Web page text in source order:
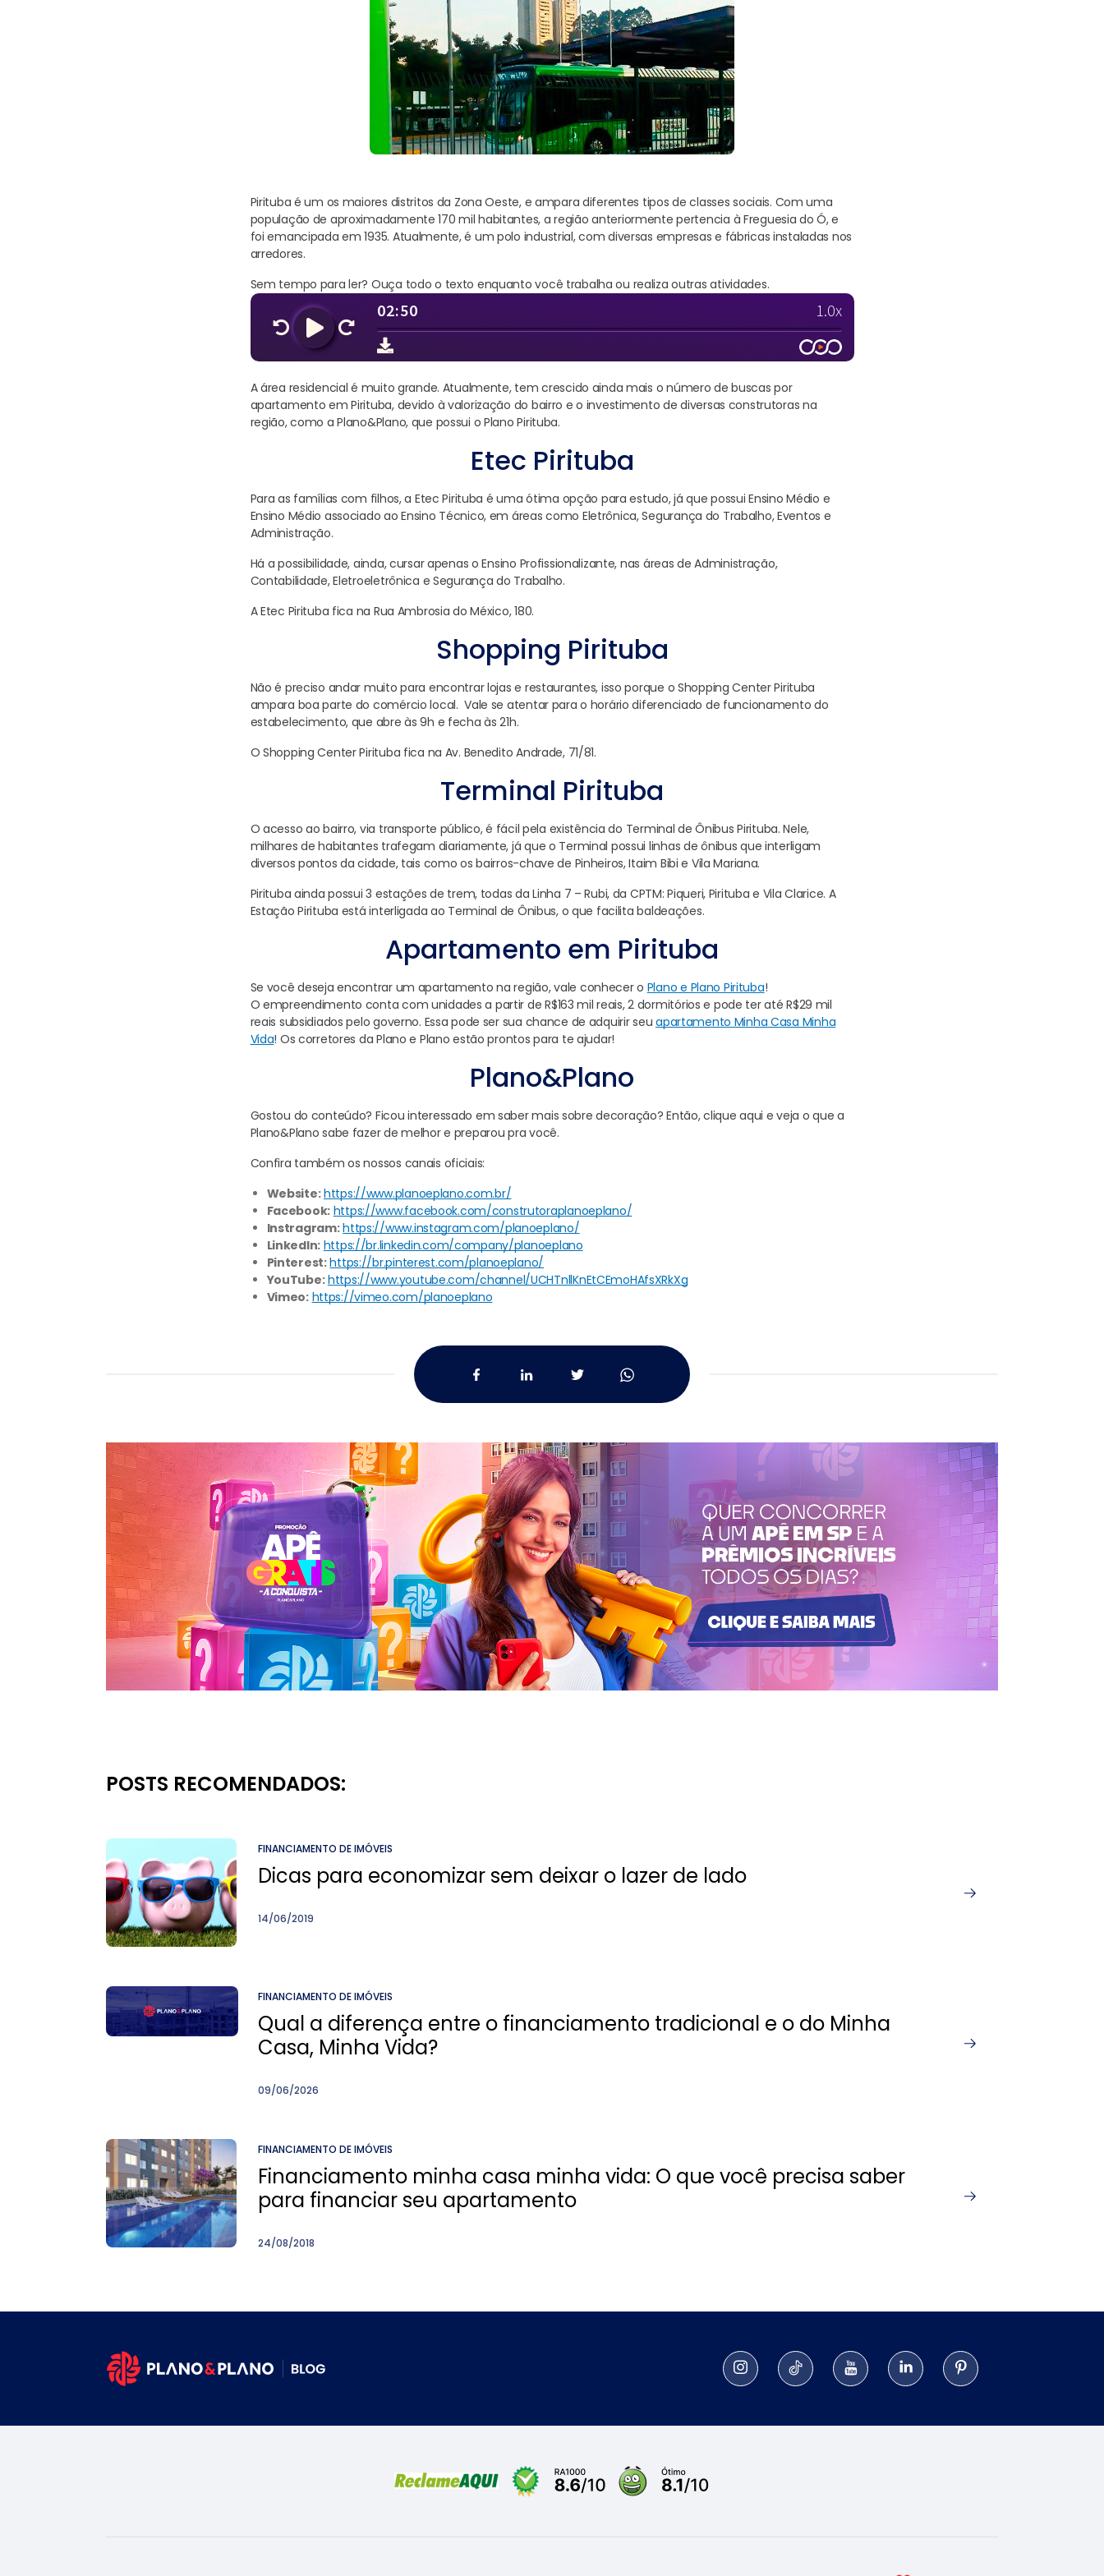
Pirituba é um os maiores distritos da Zona Oeste, e ampara diferentes tipos de classes sociais. Com uma
população de aproximadamente 170 mil habitantes, a região anteriormente pertencia à Freguesia do Ó, e
foi emancipada em 1935. Atualmente, é um polo industrial, com diversas empresas e fábricas instaladas nos
arredores.
Sem tempo para ler? Ouça todo o texto enquanto você trabalha ou realiza outras atividades.
A área residencial é muito grande. Atualmente, tem crescido ainda mais o número de buscas por
apartamento em Pirituba, devido à valorização do bairro e o investimento de diversas construtoras na
região, como a Plano&Plano, que possui o Plano Pirituba.
Etec Pirituba
Para as famílias com filhos, a Etec Pirituba é uma ótima opção para estudo, já que possui Ensino Médio e
Ensino Médio associado ao Ensino Técnico, em áreas como Eletrônica, Segurança do Trabalho, Eventos e
Administração.
Há a possibilidade, ainda, cursar apenas o Ensino Profissionalizante, nas áreas de Administração,
Contabilidade, Eletroeletrônica e Segurança do Trabalho.
A Etec Pirituba fica na Rua Ambrosia do México, 180.
Shopping Pirituba
Não é preciso andar muito para encontrar lojas e restaurantes, isso porque o Shopping Center Pirituba
ampara boa parte do comércio local. Vale se atentar para o horário diferenciado de funcionamento do
estabelecimento, que abre às 9h e fecha às 21h.
O Shopping Center Pirituba fica na Av. Benedito Andrade, 71/81.
Terminal Pirituba
O acesso ao bairro, via transporte público, é fácil pela existência do Terminal de Ônibus Pirituba. Nele,
milhares de habitantes trafegam diariamente, já que o Terminal possui linhas de ônibus que interligam
diversos pontos da cidade, tais como os bairros-chave de Pinheiros, Itaim Bibi e Vila Mariana.
Pirituba ainda possui 3 estações de trem, todas da Linha 7 – Rubi, da CPTM: Piqueri, Pirituba e Vila Clarice. A
Estação Pirituba está interligada ao Terminal de Ônibus, o que facilita baldeações.
Apartamento em Pirituba
Se você deseja encontrar um apartamento na região, vale conhecer o Plano e Plano Pirituba!
O empreendimento conta com unidades a partir de R$163 mil reais, 2 dormitórios e pode ter até R$29 mil
reais subsidiados pelo governo. Essa pode ser sua chance de adquirir seuapartamento Minha Casa Minha
Vida! Os corretores da Plano e Plano estão prontos para te ajudar!
Plano&Plano
Gostou do conteúdo? Ficou interessado em saber mais sobre decoração? Então, clique aqui e veja o que a
Plano&Plano sabe fazer de melhor e preparou pra você.
Confira também os nossos canais oficiais:
Website:https://www.planoeplano.com.br/
Facebook: https://www.facebook.com/construtoraplanoeplano/
Instragram:https://www.instagram.com/planoeplano/
LinkedIn: https://br.linkedin.com/company/planoeplano
Pinterest:https://br.pinterest.com/planoeplano/
YouTube:https://www.youtube.com/channel/UCHTnllKnEtCEmoHAfsXRkXg
Vimeo: https://vimeo.com/planoeplano
POSTS RECOMENDADOS:
FINANCIAMENTO DE IMÓVEIS
Dicas para economizar sem deixar o lazer de lado
14/06/2019
FINANCIAMENTO DE IMÓVEIS
Qual a diferença entre o financiamento tradicional e o do Minha
Casa, Minha Vida?
09/06/2026
FINANCIAMENTO DE IMÓVEIS
Financiamento minha casa minha vida: O que você precisa saber
para financiar seu apartamento
24/08/2018